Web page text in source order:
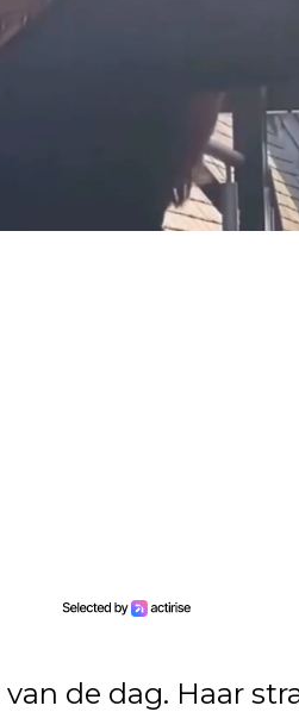
de dag. Haar